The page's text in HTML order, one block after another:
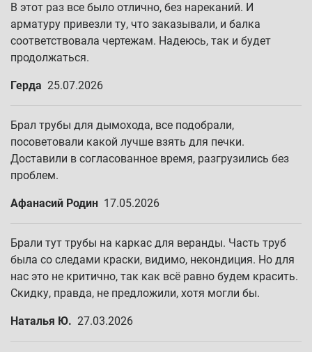
В этот раз все было отлично, без нареканий. И
арматуру привезли ту, что заказывали, и балка
соответствовала чертежам. Надеюсь, так и будет
продолжаться.
Герда 25.07.2026
Брал трубы для дымохода, все подобрали,
посоветовали какой лучше взять для печки.
Доставили в согласованное время, разгрузились без
проблем.
Афанасий Родин 17.05.2026
Брали тут трубы на каркас для веранды. Часть труб
была со следами краски, видимо, некондиция. Но для
нас это не критично, так как всё равно будем красить.
Скидку, правда, не предложили, хотя могли бы.
Наталья Ю. 27.03.2026